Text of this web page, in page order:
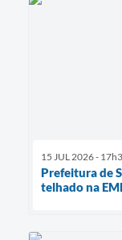
15 JUL 2026 -
Prefeitura de
telhado na